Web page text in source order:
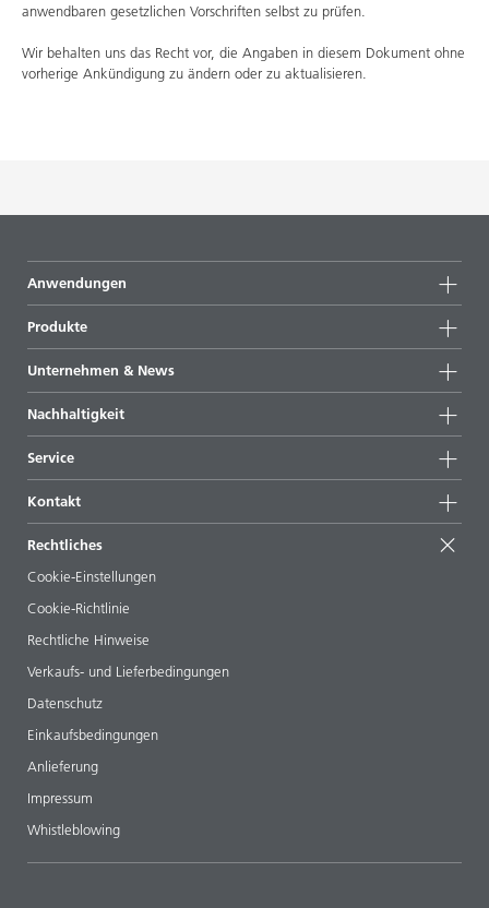
anwendbaren gesetzlichen Vorschriften selbst zu prüfen.
Wir behalten uns das Recht vor, die Angaben in diesem Dokument ohne
vorherige Ankündigung zu ändern oder zu aktualisieren.
Anwendungen
Produkte
Alle Produkte
Highlights
Unternehmen & News
News
Presse & Medien
Standorte & Distributoren
Messen & Events
Nachhaltigkeit
Nachhaltige Produkte
Success Stories
EcoVadis
Zertifikate
Service
Startformulierungen
Veröffentlichungen
ebooks
Regulatory Affairs
Additive Guide App
Videos
Downloads
Kontakt
Rechtliches
Cookie-Einstellungen
Cookie-Richtlinie
Rechtliche Hinweise
Verkaufs- und Lieferbedingungen
Datenschutz
Einkaufsbedingungen
Anlieferung
Impressum
Whistleblowing